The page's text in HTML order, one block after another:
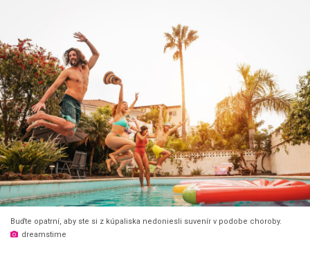
Buďte opatrní, aby ste si z kúpaliska nedoniesli suvenír v podobe choroby.
dreamstime